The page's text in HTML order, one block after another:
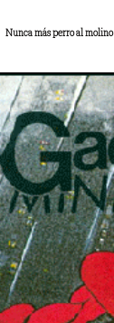
Nunca más perro al molino